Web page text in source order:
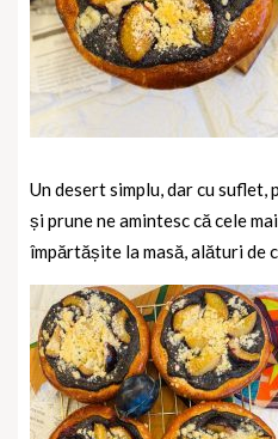
Un desert simplu, dar cu
și prune ne amintesc că cele
împărtășite la masă, alături de